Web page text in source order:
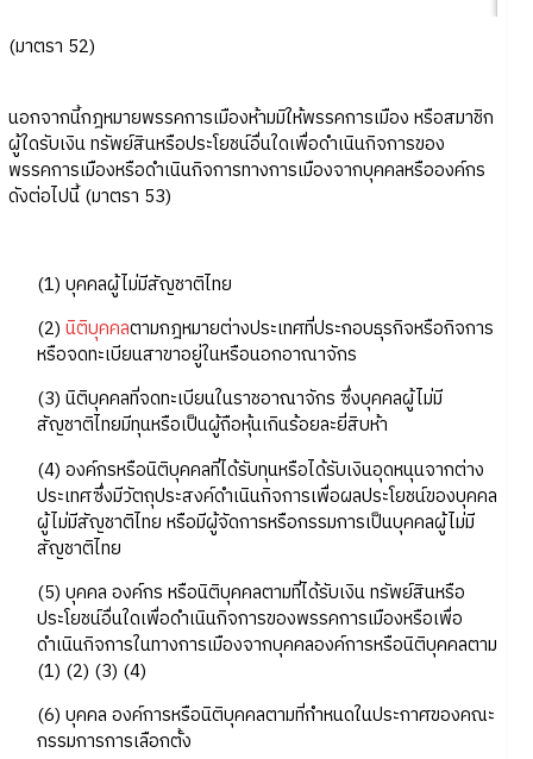
(มาตรา 52)
นอกจากนี้กฎหมายพรรคการเมืองห้ามมิให้พรรคการเมือง หรือสมาชิก
ผู้ใดรับเงิน ทรัพย์สินหรือประโยชน์อื่นใดเพื่อดำเนินกิจการของ
พรรคการเมืองหรือดำเนินกิจการทางการเมืองจากบุคคลหรือองค์กร
ดังต่อไปนี้ (มาตรา 53)
(1) บุคคลผู้ไม่มีสัญชาติไทย
(2)นิติบุคคลตามกฎหมายต่างประเทศที่ประกอบธุรกิจหรือกิจการ
หรือจดทะเบียนสาขาอยู่ในหรือนอกอาณาจักร
(3) นิติบุคคลที่จดทะเบียนในราชอาณาจักร ซึ่งบุคคลผู้ไม่มี
สัญชาติไทยมีทุนหรือเป็นผู้ถือหุ้นเกินร้อยละยี่สิบห้า
(4) องค์กรหรือนิติบุคคลที่ได้รับทุนหรือได้รับเงินอุดหนุนจากต่าง
ประเทศซึ่งมีวัตถุประสงค์ดำเนินกิจการเพื่อผลประโยชน์ของบุคคล
ผู้ไม่มีสัญชาติไทย หรือมีผู้จัดการหรือกรรมการเป็นบุคคลผู้ไม่มี
สัญชาติไทย
(5) บุคคล องค์กร หรือนิติบุคคลตามที่ได้รับเงิน ทรัพย์สินหรือ
ประโยชน์อื่นใดเพื่อดำเนินกิจการของพรรคการเมืองหรือเพื่อ
ดำเนินกิจการในทางการเมืองจากบุคคลองค์การหรือนิติบุคคลตาม
(1) (2) (3) (4)
(6) บุคคล องค์การหรือนิติบุคคลตามที่กำหนดในประกาศของคณะ
กรรมการการเลือกตั้ง